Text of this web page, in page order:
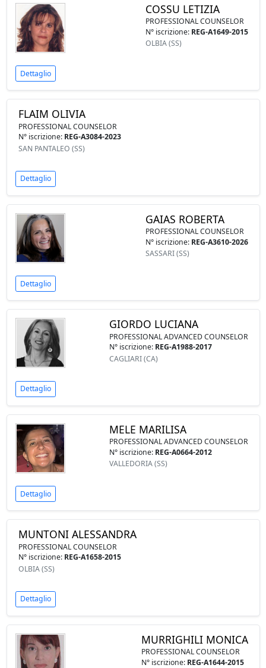
COSSU LETIZIA
PROFESSIONAL COUNSELOR
N° iscrizione: REG-A1649-2015
OLBIA (SS)
Dettaglio
FLAIM OLIVIA
PROFESSIONAL COUNSELOR
N° iscrizione: REG-A3084-2023
SAN PANTALEO (SS)
Dettaglio
GAIAS ROBERTA
PROFESSIONAL COUNSELOR
N° iscrizione: REG-A3610-2026
SASSARI (SS)
Dettaglio
GIORDO LUCIANA
PROFESSIONAL ADVANCED COUNSELOR
N° iscrizione: REG-A1988-2017
CAGLIARI (CA)
Dettaglio
MELE MARILISA
PROFESSIONAL ADVANCED COUNSELOR
N° iscrizione: REG-A0664-2012
VALLEDORIA (SS)
Dettaglio
MUNTONI ALESSANDRA
PROFESSIONAL COUNSELOR
N° iscrizione: REG-A1658-2015
OLBIA (SS)
Dettaglio
MURRIGHILI MONICA
PROFESSIONAL COUNSELOR
N° iscrizione: REG-A1644-2015